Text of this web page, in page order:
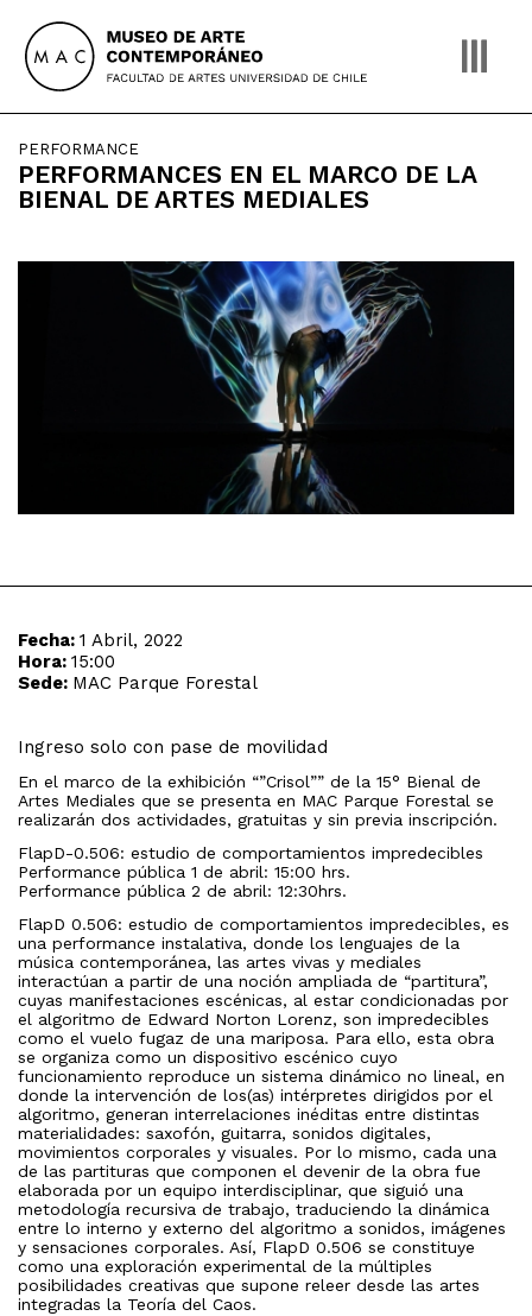
content
PERFORMANCE
PERFORMANCES EN EL MARCO DE LA
BIENAL DE ARTES MEDIALES
Fecha: 1 Abril, 2022
Hora: 15:00
Sede: MAC Parque Forestal
Ingreso solo con pase de movilidad
En el marco de la exhibición “”Crisol”” de la 15° Bienal de
Artes Mediales que se presenta en MAC Parque Forestal se
realizarán dos actividades, gratuitas y sin previa inscripción.
FlapD-0.506: estudio de comportamientos impredecibles
Performance pública 1 de abril: 15:00 hrs.
Performance pública 2 de abril: 12:30hrs.
FlapD 0.506: estudio de comportamientos impredecibles, es
una performance instalativa, donde los lenguajes de la
música contemporánea, las artes vivas y mediales
interactúan a partir de una noción ampliada de “partitura”,
cuyas manifestaciones escénicas, al estar condicionadas por
el algoritmo de Edward Norton Lorenz, son impredecibles
como el vuelo fugaz de una mariposa. Para ello, esta obra
se organiza como un dispositivo escénico cuyo
funcionamiento reproduce un sistema dinámico no lineal, en
donde la intervención de los(as) intérpretes dirigidos por el
algoritmo, generan interrelaciones inéditas entre distintas
materialidades: saxofón, guitarra, sonidos digitales,
movimientos corporales y visuales. Por lo mismo, cada una
de las partituras que componen el devenir de la obra fue
elaborada por un equipo interdisciplinar, que siguió una
metodología recursiva de trabajo, traduciendo la dinámica
entre lo interno y externo del algoritmo a sonidos, imágenes
y sensaciones corporales. Así, FlapD 0.506 se constituye
como una exploración experimental de la múltiples
posibilidades creativas que supone releer desde las artes
integradas la Teoría del Caos.